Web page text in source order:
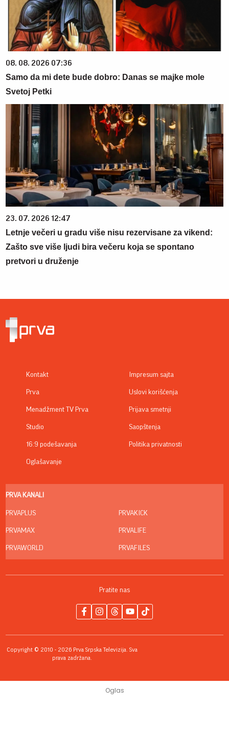
08. 08. 2026 07:36
Samo da mi dete bude dobro: Danas se majke mole
Svetoj Petki
23. 07. 2026 12:47
Letnje večeri u gradu više nisu rezervisane za vikend:
Zašto sve više ljudi bira večeru koja se spontano
pretvori u druženje
Kontakt
Prva
Menadžment TV Prva
Studio
16:9 podešavanja
Oglašavanje
Impresum sajta
Uslovi korišćenja
Prijava smetnji
Saopštenja
Politika privatnosti
PRVA KANALI
PRVAPLUS
PRVAMAX
PRVAWORLD
PRVAKICK
PRVALIFE
PRVAFILES
Pratite nas
Copyright © 2010 - 2026 Prva Srpska Televizija. Sva
prava zadržana.